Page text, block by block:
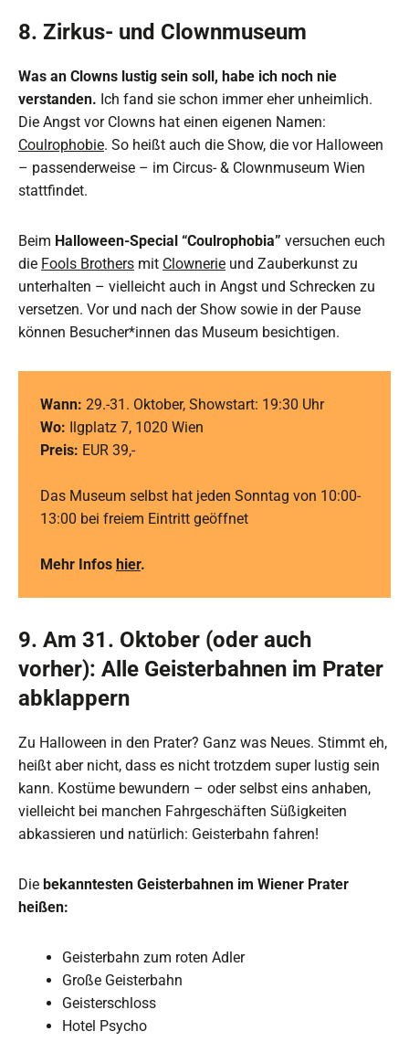
8. Zirkus- und Clownmuseum
Was an Clowns lustig sein soll, habe ich noch nie
verstanden. Ich fand sie schon immer eher unheimlich.
Die Angst vor Clowns hat einen eigenen Namen:
Cou rophobie. So heißt auch die Show, die vor Halloween
– passenderweise – im Circus- & Clownmuseum Wien
stattfindet.
Beim Halloween-Special “Coulrophobia” versuchen euch
die Fools Brothers mit Clownerie und Zauberkunst zu
unterhalten – vielleicht auch in Angst und Schrecken zu
versetzen. Vor und nach der Show sowie in der Pause
können Besucher*innen das Museum besichtigen.
Wann: 29.-31. Oktober, Showstart: 19:30 Uhr
Wo: Ilgplatz 7, 1020 Wien
Preis: EUR 39,-
Das Museum selbst hat jeden Sonntag von 10:00-
13:00 bei freiem Eintritt geöffnet
Mehr Infos hier.
9. Am 31. Oktober (oder auch
vorher): Alle Geisterbahnen im Prater
abklappern
Zu Halloween in den Prater? Ganz was Neues. Stimmt eh,
heißt aber nicht, dass es nicht trotzdem super lustig sein
kann. Kostüme bewundern – oder selbst eins anhaben,
vielleicht bei manchen Fahrgeschäften Süßigkeiten
abkassieren und natürlich: Geisterbahn fahren!
Die bekanntesten Geisterbahnen im Wiener Prater
heißen:
Geisterbahn zum roten Adler
Große Geisterbahn
Geisterschloss
Hotel Psycho